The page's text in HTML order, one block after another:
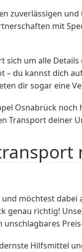
zuverlässigen
mit
sich um alle
du kannst dich
dir sogar eine
Osnabrück
Transport deiner
möchtest
genau richtig!
Hilfsmittel